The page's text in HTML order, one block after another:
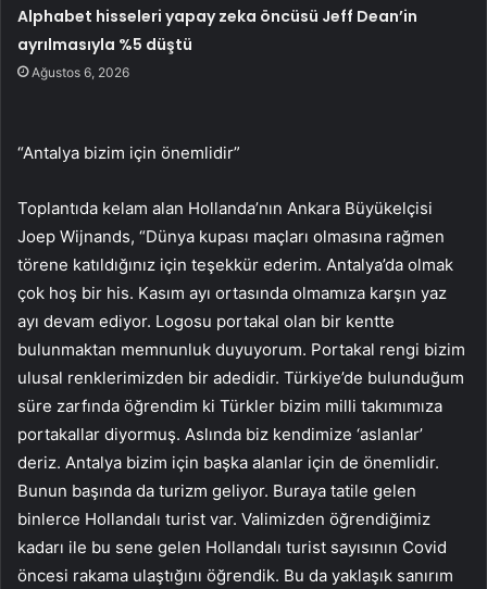
Alphabet hisseleri yapay zeka öncüsü Jeff Dean’in
ayrılmasıyla %5 düştü
Ağustos 6, 2026
“Antalya bizim için önemlidir”
Toplantıda kelam alan Hollanda’nın Ankara Büyükelçisi
Joep Wijnands, “Dünya kupası maçları olmasına rağmen
törene katıldığınız için teşekkür ederim. Antalya’da olmak
çok hoş bir his. Kasım ayı ortasında olmamıza karşın yaz
ayı devam ediyor. Logosu portakal olan bir kentte
bulunmaktan memnunluk duyuyorum. Portakal rengi bizim
ulusal renklerimizden bir adedidir. Türkiye’de bulunduğum
süre zarfında öğrendim ki Türkler bizim milli takımımıza
portakallar diyormuş. Aslında biz kendimize ‘aslanlar’
deriz. Antalya bizim için başka alanlar için de önemlidir.
Bunun başında da turizm geliyor. Buraya tatile gelen
binlerce Hollandalı turist var. Valimizden öğrendiğimiz
kadarı ile bu sene gelen Hollandalı turist sayısının Covid
öncesi rakama ulaştığını öğrendik. Bu da yaklaşık sanırım